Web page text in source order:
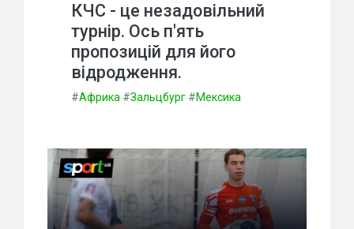
КЧС - це незадовільний
турнір. Ось п'ять
пропозицій для його
відродження.
#Африка #Зальцбург #Мексика